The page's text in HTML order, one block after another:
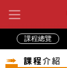
課程總覽